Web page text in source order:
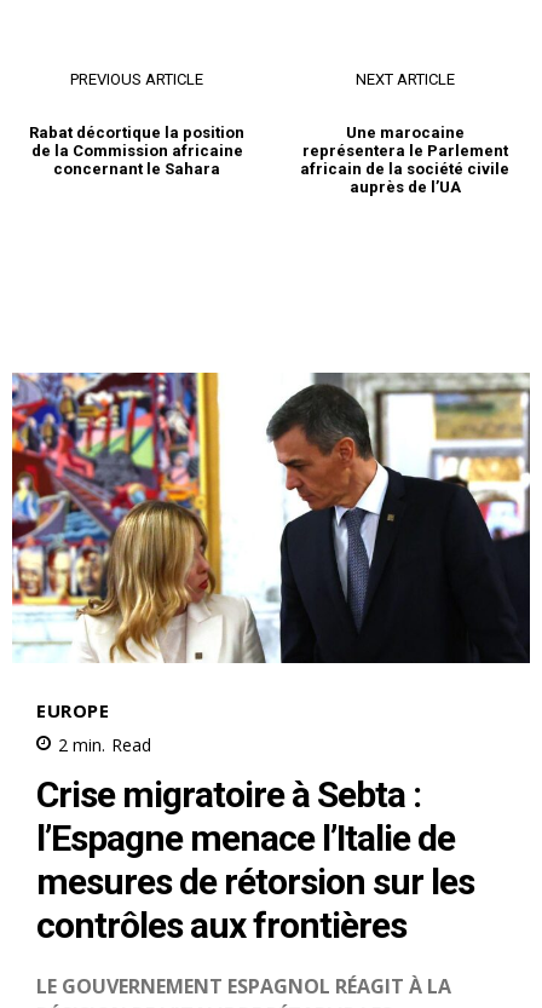
PREVIOUS ARTICLE
Rabat décortique la position
de la Commission africaine
concernant le Sahara
NEXT ARTICLE
Une marocaine
représentera le Parlement
africain de la société civile
auprès de l’UA